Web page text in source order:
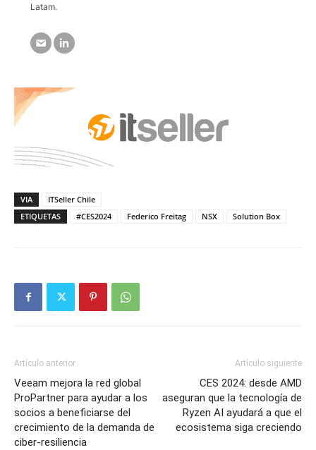
Latam.
VIA
ITSeller Chile
ETIQUETAS
#CES2024 Federico Freitag NSX Solution Box
Artículo anterior
Veeam mejora la red global
ProPartner para ayudar a los
socios a beneficiarse del
crecimiento de la demanda de
ciber-resiliencia
Artículo siguiente
CES 2024: desde AMD
aseguran que la tecnología de
Ryzen AI ayudará a que el
ecosistema siga creciendo